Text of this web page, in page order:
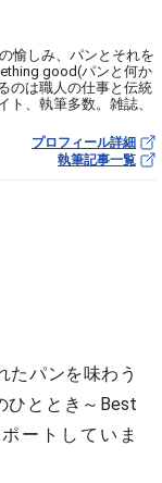
愉しみ、パンとそれを
good(パンと何か
のは職人の仕事と伝統
、執筆多数。雑誌、
プロフィール詳細
執筆記事一覧
たパンを味わう
ひととき～Best
ートしていま